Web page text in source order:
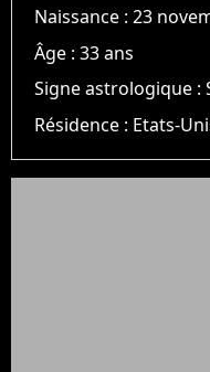
Naissance :23
Âge :33 ans
Signe astrologique :
Résidence : Etats-